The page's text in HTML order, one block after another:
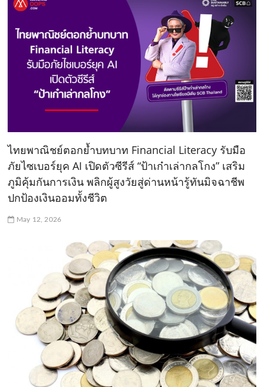
c
o
m
m
c
o
m
ไทยพาณิชย์ตอกย้ำบทบาท Financial Literacy รับมือ
ภัยไซเบอร์ยุค AI เปิดตัวซีรีส์ “ป้าเก๋าเล่ากลโกง” เสริม
ภูมิคุ้มกันการเงิน พลิกผู้สูงวัยสู่ด่านหน้ารู้ทันมิจฉาชีพ
ปกป้องเงินออมทั้งชีวิต
May 12, 2026